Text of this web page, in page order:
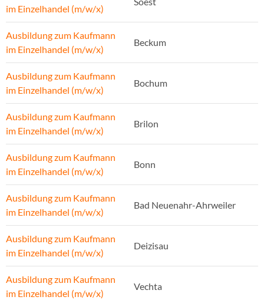
im Einzelhandel (m/w/x)
Ausbildung zum Kaufmann
im Einzelhandel (m/w/x)
Beckum
Ausbildung zum Kaufmann
im Einzelhandel (m/w/x)
Bochum
Ausbildung zum Kaufmann
im Einzelhandel (m/w/x)
Brilon
Ausbildung zum Kaufmann
im Einzelhandel (m/w/x)
Bonn
Ausbildung zum Kaufmann
im Einzelhandel (m/w/x)
Bad Neuenahr-Ahrweiler
Ausbildung zum Kaufmann
im Einzelhandel (m/w/x)
Deizisau
Ausbildung zum Kaufmann
im Einzelhandel (m/w/x)
Vechta